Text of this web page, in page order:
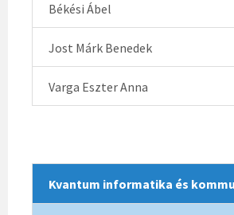
Békési Ábel
Jost Márk Benedek
Varga Eszter Anna
Kvantum informatika és